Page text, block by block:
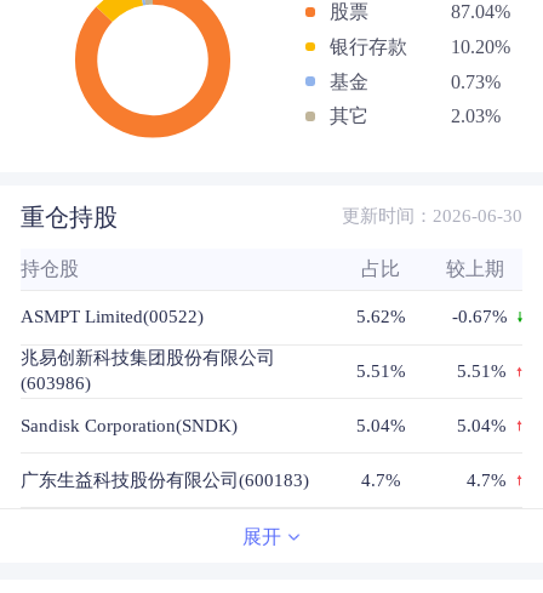
股票
87.04%
银行存款
10.20%
基金
0.73%
其它
2.03%
重仓持股 更新时间：2026-06-30
持仓股 占比 较上期
ASMPT Limited(00522) 5.62% -0.67%
兆易创新科技集团股份有限公司
(603986)
5.51% 5.51%
Sandisk Corporation(SNDK) 5.04% 5.04%
广东生益科技股份有限公司(600183) 4.7% 4.7%
展开